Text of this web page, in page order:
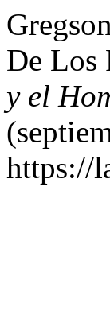
De Los
y el
https://